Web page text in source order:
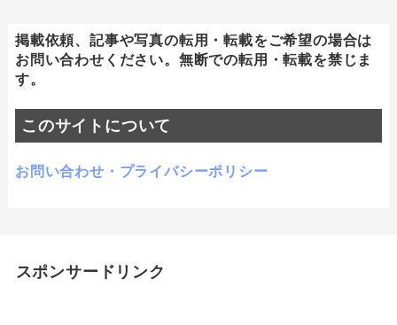
掲載依頼、記事や写真の転用・転載をご希望の場合は
お問い合わせください。無断での転用・転載を禁じま
す。
このサイトについて
お問い合わせ・プライバシーポリシー
スポンサードリンク